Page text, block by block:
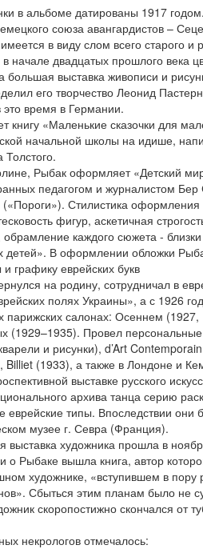
в альбоме датированы 1917
союза авангардистов –
в виду слом всего старого
начале двадцатых прошлого века
выставка живописи и
его творчество Леонид
время в Германии.
книгу «Маленькие сказочки для
начальной школы на идише,
Толстого.
Рыбак оформляет «Детский
педагогом и журналистом
(«Пороги»). Стилистика оформления
фигур, аскетичная
обрамление каждого сюжета -
детей». В оформлении обложки
графику еврейских букв
на родину, сотрудничал в
полях Украины», а с 1926
парижских салонах: Осеннем
(1929–1935). Провел персональные
и рисунки), d’Art
Billiet (1933), а также в Лондоне и
выставке русского
архива танца серию
типы. Впоследствии они
музее г. Севра (Франция).
выставка художника прошла в
о Рыбаке вышла книга, автор
художнике, «вступившем в пору
Сбыться этим планам было не
скоропостижно скончался от
некрологов отмечалось: